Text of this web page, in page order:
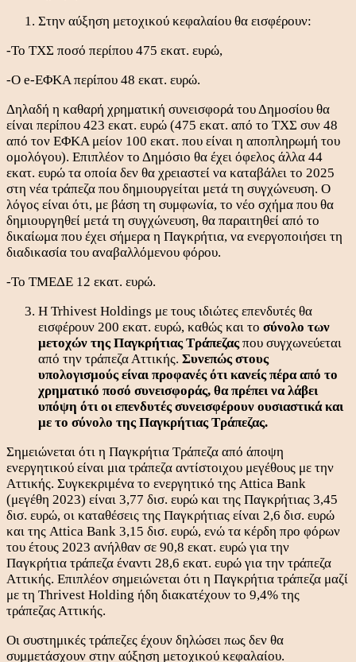
Στην αύξηση μετοχικού κεφαλαίου θα εισφέρουν:
-Το ΤΧΣ ποσό περίπου 475 εκατ. ευρώ,
-Ο e-ΕΦΚΑ περίπου 48 εκατ. ευρώ.
Δηλαδή η καθαρή χρηματική συνεισφορά του Δημοσίου θα
είναι περίπου 423 εκατ. ευρώ (475 εκατ. από το ΤΧΣ συν 48
από τον ΕΦΚΑ μείον 100 εκατ. που είναι η αποπληρωμή του
ομολόγου). Επιπλέον το Δημόσιο θα έχει όφελος άλλα 44
εκατ. ευρώ τα οποία δεν θα χρειαστεί να καταβάλει το 2025
στη νέα τράπεζα που δημιουργείται μετά τη συγχώνευση. Ο
λόγος είναι ότι, με βάση τη συμφωνία, το νέο σχήμα που θα
δημιουργηθεί μετά τη συγχώνευση, θα παραιτηθεί από το
δικαίωμα που έχει σήμερα η Παγκρήτια, να ενεργοποιήσει τη
διαδικασία του αναβαλλόμενου φόρου.
-Το ΤΜΕΔΕ 12 εκατ. ευρώ.
Η Trhivest Holdings με τους ιδιώτες επενδυτές θα
εισφέρουν 200 εκατ. ευρώ, καθώς και το σύνολο των
μετοχών της Παγκρήτιας Τράπεζας που συγχωνεύεται
από την τράπεζα Αττικής. Συνεπώς στους
υπολογισμούς είναι προφανές ότι κανείς πέρα από το
χρηματικό ποσό συνεισφοράς, θα πρέπει να λάβει
υπόψη ότι οι επενδυτές συνεισφέρουν ουσιαστικά και
με το σύνολο της Παγκρήτιας Τράπεζας.
Σημειώνεται ότι η Παγκρήτια Τράπεζα από άποψη
ενεργητικού είναι μια τράπεζα αντίστοιχου μεγέθους με την
Αττικής. Συγκεκριμένα το ενεργητικό της Attica Bank
(μεγέθη 2023) είναι 3,77 δισ. ευρώ και της Παγκρήτιας 3,45
δισ. ευρώ, οι καταθέσεις της Παγκρήτιας είναι 2,6 δισ. ευρώ
και της Attica Bank 3,15 δισ. ευρώ, ενώ τα κέρδη προ φόρων
του έτους 2023 ανήλθαν σε 90,8 εκατ. ευρώ για την
Παγκρήτια τράπεζα έναντι 28,6 εκατ. ευρώ για την τράπεζα
Αττικής. Επιπλέον σημειώνεται ότι η Παγκρήτια τράπεζα μαζί
με τη Thrivest Holding ήδη διακατέχουν το 9,4% της
τράπεζας Αττικής.
Οι συστημικές τράπεζες έχουν δηλώσει πως δεν θα
συμμετάσχουν στην αύξηση μετοχικού κεφαλαίου.